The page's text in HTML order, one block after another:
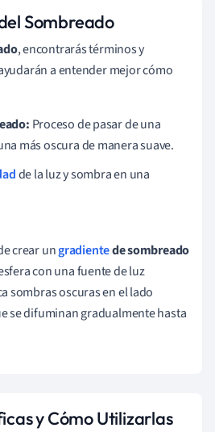
Sombreado
, encontrarás términos y
a entender mejor cómo
Proceso de pasar de una
más oscura de manera suave.
de la luz y sombra en una
crear ungradientede sombreado
con una fuente de luz
sombras oscuras en el lado
se difuminan gradualmente hasta
y Cómo Utilizarlas